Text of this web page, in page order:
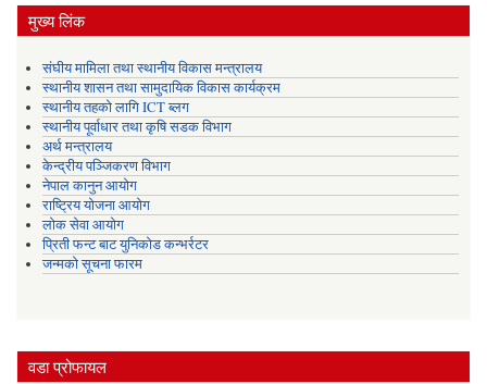
मुख्य लिंक
संघीय मामिला तथा स्थानीय विकास मन्त्रालय
स्थानीय शासन तथा सामुदायिक विकास कार्यक्रम
स्थानीय तहको लागि ICT ब्लग
स्थानीय पूर्वाधार तथा कृषि सडक विभाग
अर्थ मन्त्रालय
केन्द्रीय पञ्जिकरण विभाग
नेपाल कानुन आयोग
राष्ट्रिय योजना आयोग
लोक सेवा आयोग
प्रिती फन्ट बाट युनिकोड कन्भर्रटर
जन्मको सूचना फारम
वडा प्रोफायल